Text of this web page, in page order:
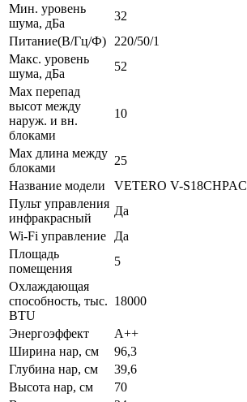
Мин. уровень
шума, дБа
32
Питание(В/Гц/Ф)
220/50/1
Макс. уровень
шума, дБа
52
Max перепад
высот между
наруж. и вн.
блоками
10
Max длина между
блоками
25
Название модели
VETERO V-S18CHPAC
Пульт управления
инфракрасный
Да
Wi-Fi управление
Да
Площадь
помещения
5
Охлаждающая
способность, тыс.
BTU
18000
Энергоэффект
А++
Ширина нар, см
96,3
Глубина нар, см
39,6
Высота нар, см
70